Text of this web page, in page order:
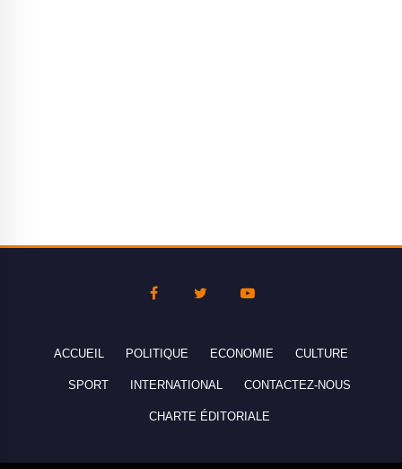
ACCUEIL POLITIQUE ECONOMIE CULTURE
SPORT INTERNATIONAL CONTACTEZ-NOUS
CHARTE ÉDITORIALE